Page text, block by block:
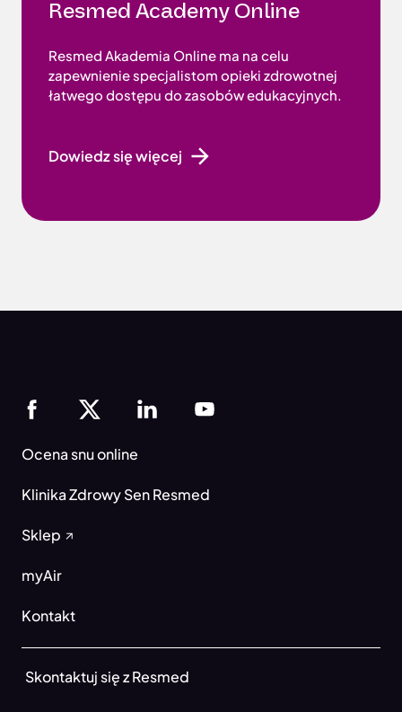
Resmed Academy Online
Resmed Akademia Online ma na celu
zapewnienie specjalistom opieki zdrowotnej
łatwego dostępu do zasobów edukacyjnych.
Dowiedz się więcej
Ocena snu online
Klinika Zdrowy Sen Resmed
Sklep
myAir
Kontakt
Skontaktuj się z Resmed